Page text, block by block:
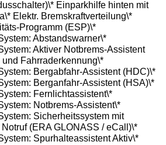
Einparkhilfe hinten mit
Elektr. Bremskraftverteilung\*
Programm (ESP)\*
Abstandswarner\*
Aktiver Notbrems-Assistent
Fahrraderkennung\*
Bergabfahr-Assistent (HDC)\*
Berganfahr-Assistent (HSA)\*
Fernlichtassistent\*
Notbrems-Assistent\*
Sicherheitssystem mit
(ERA GLONASS / eCall)\*
Spurhalteassistent Aktiv\*